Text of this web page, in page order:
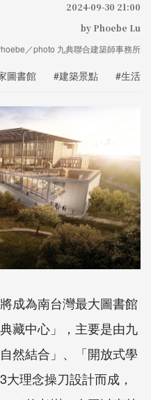
2024-09-30 21:00
by Phoebe Lu
／photo 九典聯合建築師事務所
圖書館 #建築景點 #生活
成為南台灣最大圖書館
藏中心」，主要是由九
然結合」、「開放式學
理念操刀設計而成，